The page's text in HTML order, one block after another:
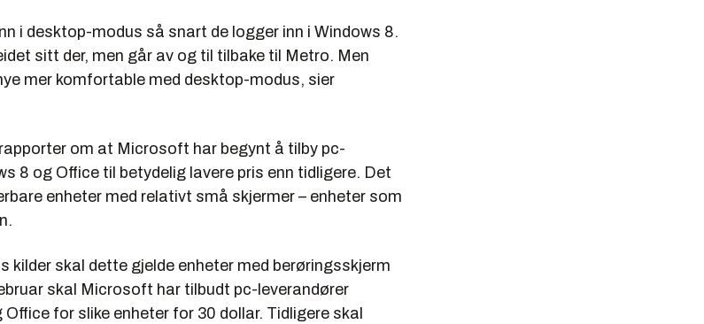
i desktop-modus så snart de logger inn i Windows 8.
sitt der, men går av og til tilbake til Metro. Men
mer komfortable med desktop-modus, sier
om at Microsoft har begynt å tilby pc-
8 og Office til betydelig lavere pris enn tidligere. Det
enheter med relativt små skjermer – enheter som
kilder skal dette gjelde enheter med berøringsskjerm
skal Microsoft har tilbudt pc-leverandører
for slike enheter for 30 dollar. Tidligere skal